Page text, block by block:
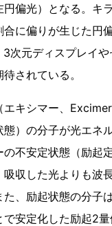
偏光）となる。キ
に偏りが生じた円
次元ディスプレイ
されている。
キシマー、Excimer
）の分子が光エネ
の不安定状態（励起
収した光よりも波
た、励起状態の分子
安定化した励起2量